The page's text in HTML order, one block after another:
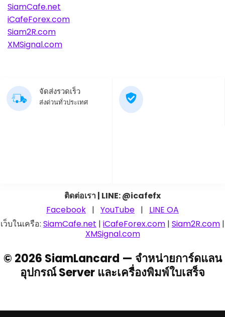
SiamCafe.net
iCafeForex.com
Siam2R.com
XMSignal.com
จัดส่งรวดเร็ว
ส่งด่วนทั่วประเทศ
ติดต่อเรา | LINE: @icafefx
Facebook | YouTube |
LINE OA
เว็บในเครือ: SiamCafe.net | iCafeForex.com | Siam2R.com |
XMSignal.com
© 2026 SiamLancard — จำหน่ายการ์ดแลน
อุปกรณ์ Server และเครื่องพิมพ์ใบเสร็จ